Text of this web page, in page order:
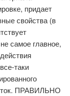
придает
свойства (в
самое главное,
таки
ПРАВИЛЬНО